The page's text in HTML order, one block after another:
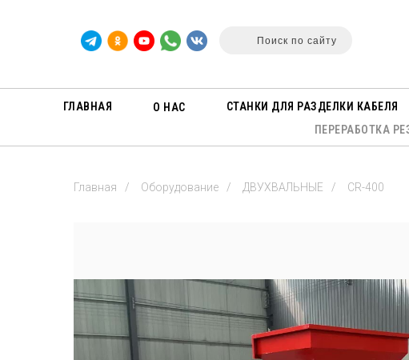
ГЛАВНАЯ
ПЕРЕРАБОТКА
О НАС СТАНКИ ДЛЯ РАЗДЕЛКИ КАБЕЛЯ
Поиск по сайту
Главная / Оборудование / ДВУХВАЛЬНЫЕ / CR-400